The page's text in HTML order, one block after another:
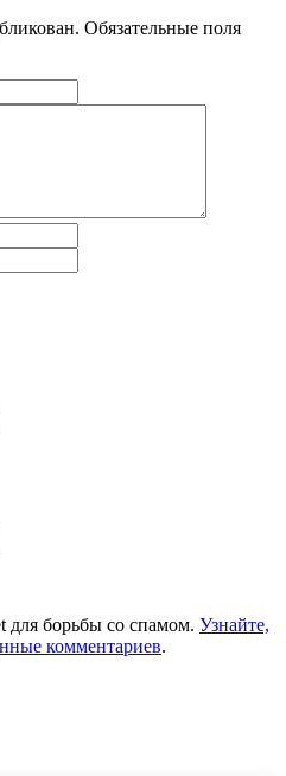
Обязательные поля
для борьбы со спамом. Узнайте,
комментариев.